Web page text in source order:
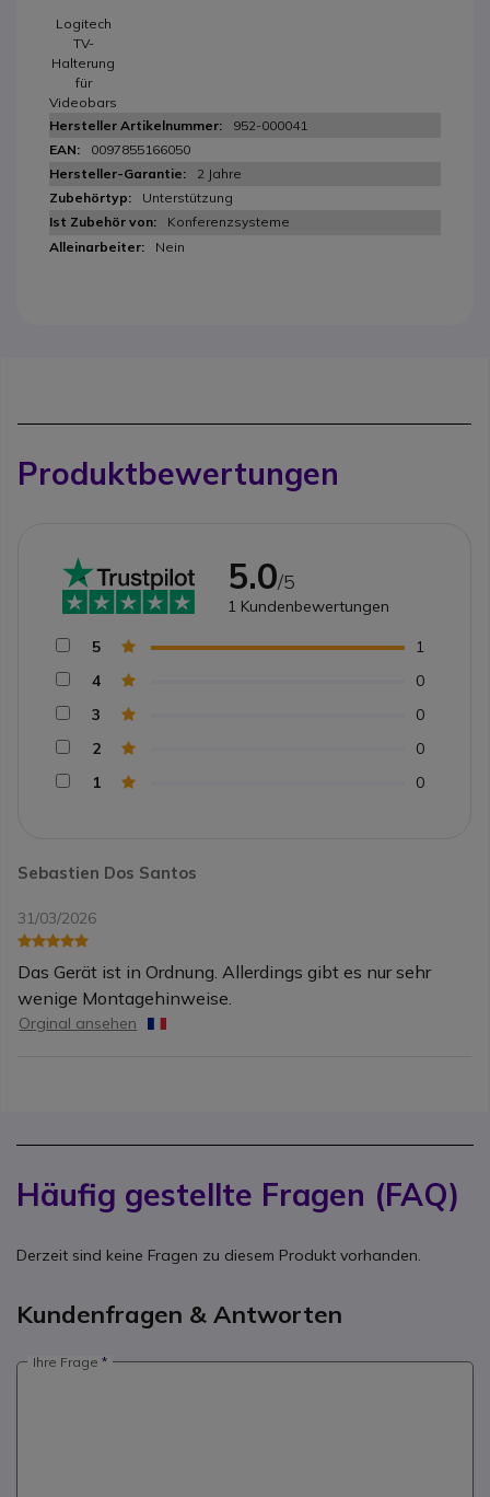
Logitech
TV-
Halterung
für
Videobars
952-000041
0097855166050
2 Jahre
Unterstützung
Konferenzsysteme
Nein
Produktbewertungen
Sebastien Dos Santos
31/03/2026
Das Gerät ist in Ordnung. Allerdings gibt es nur sehr
wenige Montagehinweise.
Orginal ansehen
5.0/5
1 Kundenbewertungen
5
1
4
0
3
0
2
0
1
0
Häufig gestellte Fragen (FAQ)
Derzeit sind keine Fragen zu diesem Produkt vorhanden.
Kundenfragen & Antworten
Ihre Frage